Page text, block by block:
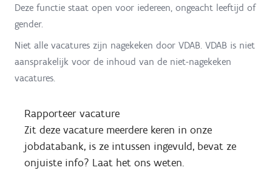
Deze functie staat open voor iedereen, ongeacht leeftijd of
gender.
Niet alle vacatures zijn nagekeken door VDAB. VDAB is niet
aansprakelijk voor de inhoud van de niet-nagekeken
vacatures.
Rapporteer vacature
Zit deze vacature meerdere keren in onze
jobdatabank, is ze intussen ingevuld, bevat ze
onjuiste info? Laat het ons weten.